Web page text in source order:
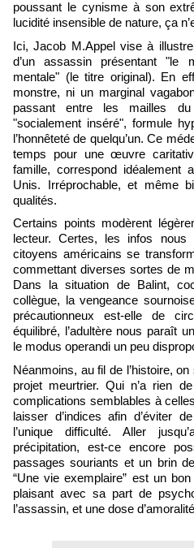
poussant le cynisme à son
lucidité insensible de nature, ça
Ici, Jacob M.Appel vise à
d’un assassin présentant "le
mentale" (le titre original). En
monstre, ni un marginal
passant entre les mailles
"socialement inséré", formule
l’honnêteté de quelqu’un. Ce
temps pour une œuvre
famille, correspond
Unis. Irréprochable, et même
qualités.
Certains points modèrent
lecteur. Certes, les infos nous
citoyens américains se
commettant diverses sortes de
Dans la situation de Balint,
collègue, la vengeance
précautionneux est-elle de
équilibré, l’adultère nous paraît
le modus operandi un peu
Néanmoins, au fil de l’histoire,
projet meurtrier. Qui n’a rien
complications semblables à
laisser d’indices afin d’éviter
l’unique difficulté. Aller
précipitation, est-ce encore
passages souriants et un brin
“Une vie exemplaire” est un
plaisant avec sa part de
l’assassin, et une dose